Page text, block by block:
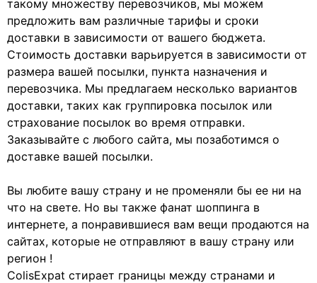
такому множеству перевозчиков, мы можем
предложить вам различные тарифы и сроки
доставки в зависимости от вашего бюджета.
Стоимость доставки варьируется в зависимости от
размера вашей посылки, пункта назначения и
перевозчика. Мы предлагаем несколько вариантов
доставки, таких как группировка посылок или
страхование посылок во время отправки.
Заказывайте с любого сайта, мы позаботимся о
доставке вашей посылки.
Вы любите вашу страну и не променяли бы ее ни на
что на свете. Но вы также фанат шоппинга в
интернете, а понравившиеся вам вещи продаются на
сайтах, которые не отправляют в вашу страну или
регион !
ColisExpat стирает границы между странами и